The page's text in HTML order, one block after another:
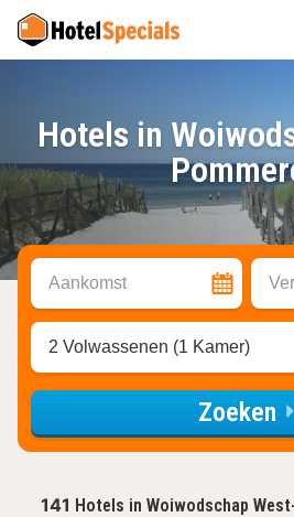
Hotels in
Aankomst
2 Volwassenen (1 Kamer)
Zoeken
141 Hotels in Woiwodschap